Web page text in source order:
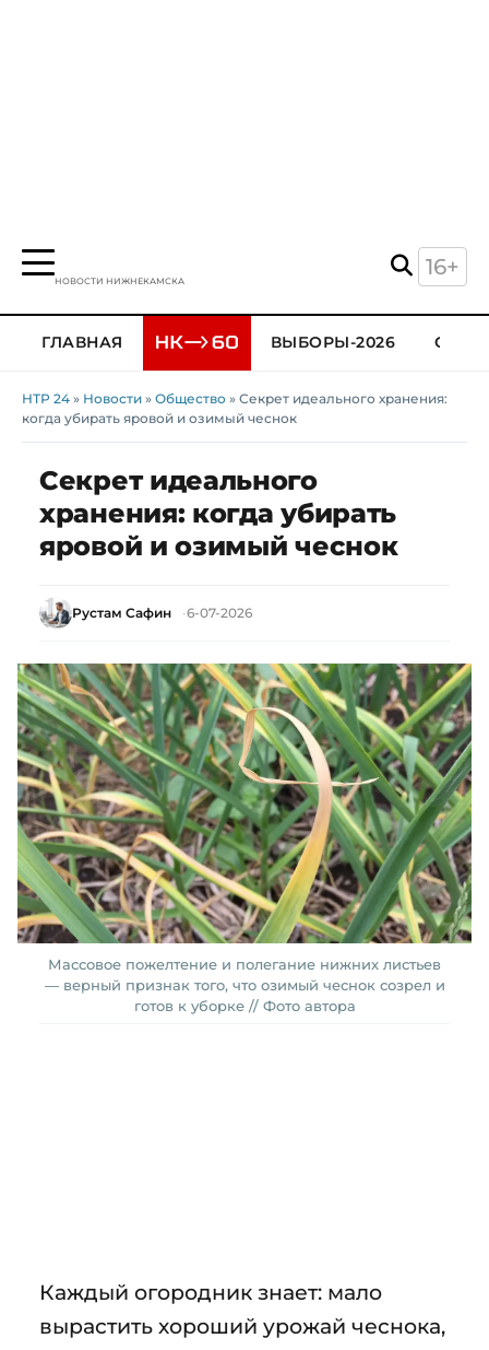
НОВОСТИ НИЖНЕКАМСКА
16+
ГЛАВНАЯ ВЫБОРЫ-2026
НТР 24 » Новости » Общество » Секрет идеального хранения:
когда убирать яровой и озимый чеснок
Секрет идеального
хранения: когда убирать
яровой и озимый чеснок
Рустам Сафин 6-07-2026
Массовое пожелтение и полегание нижних листьев
— верный признак того, что озимый чеснок созрел и
готов к уборке // Фото автора
Каждый огородник знает: мало
вырастить хороший урожай чеснока,